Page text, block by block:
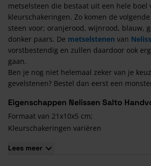
metselsteen die bestaat uit een hele boel
kleurschakeringen. Zo komen de
steen voor; oranjerood, wijnrood, blauw,
donker paars. De metselstenen van
vorstbestendig en zullen daardoor ook
gaan.
Ben je nog niet helemaal zeker van je
gevelstenen? Bestel dan eerst een
Eigenschappen Nelissen Salto
Formaat van 21x10x5 cm;
Kleurschakeringen variëren
Uit de Passion collectie van Nelissen
Lees meer